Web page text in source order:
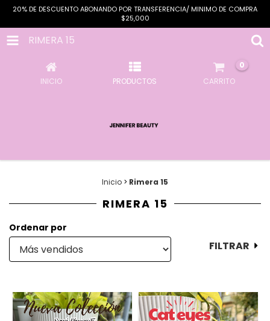
20% DE DESCUENTO ABONANDO POR TRANSFERENCIA/ MINIMO DE COMPRA
$25,000
RIMERA 15
INICIO PRODUCTOS CARRITO
0
Inicio > Rimera 15
RIMERA 15
Ordenar por
FILTRAR